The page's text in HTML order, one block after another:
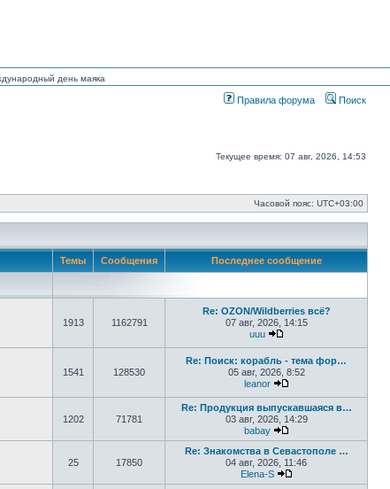
день маяка
Правила форума Поиск
Текущее время: 07 авг, 2026, 14:53
Часовой пояс: UTC+03:00
Темы Сообщения Последнее сообщение
1913 1162791
Re: OZON/Wildberries всё?
07 авг, 2026, 14:15
uuu
1541 128530
Re: Поиск: корабль - тема фор…
05 авг, 2026, 8:52
leanor
1202 71781
Re: Продукция выпускавшаяся в…
03 авг, 2026, 14:29
babay
Перейти к
25 17850
Re: Знакомства в Севастополе …
04 авг, 2026, 11:46
Elena-S
Перейти к